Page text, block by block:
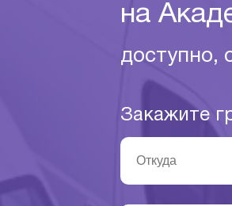
на
доступно,
Закажите